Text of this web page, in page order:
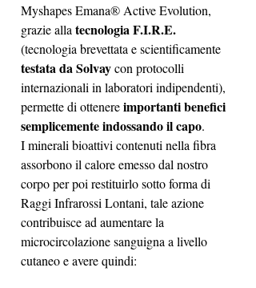
Myshapes Emana® Active Evolution,
grazie alla tecnologia F.I.R.E.
(tecnologia brevettata e scientificamente
testata da Solvaycon protocolli
internazionali in laboratori indipendenti),
permette di ottenereimportanti benefici
semplicemente indossando il capo.
I minerali bioattivi contenuti nella fibra
assorbono il calore emesso dal nostro
corpo per poi restituirlo sotto forma di
Raggi Infrarossi Lontani, tale azione
contribuisce ad aumentare la
microcircolazione sanguigna a livello
cutaneo e avere quindi: